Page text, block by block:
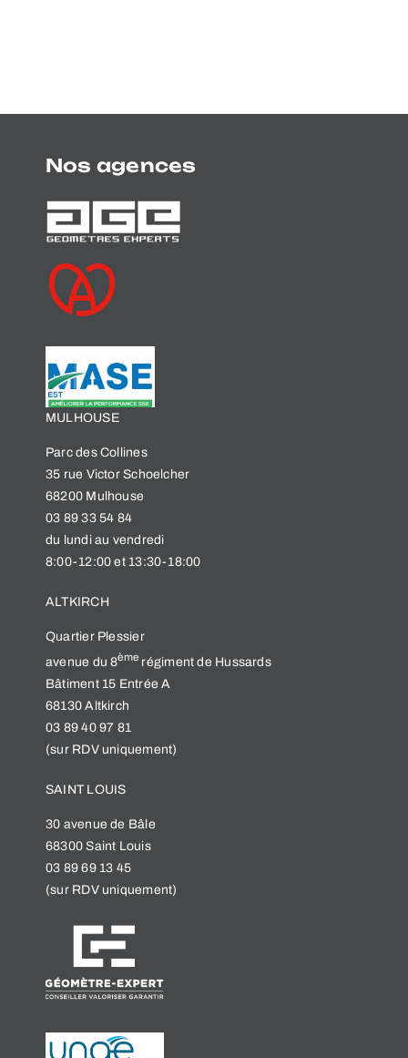
Nos agences
MULHOUSE
Parc des Collines
35 rue Victor Schoelcher
68200 Mulhouse
03 89 33 54 84
du lundi au vendredi
8:00-12:00 et 13:30-18:00
ALTKIRCH
Quartier Plessier
avenue du 8ème régiment de Hussards
Bâtiment 15 Entrée A
68130 Altkirch
03 89 40 97 81
(sur RDV uniquement)
SAINT LOUIS
30 avenue de Bâle
68300 Saint Louis
03 89 69 13 45
(sur RDV uniquement)